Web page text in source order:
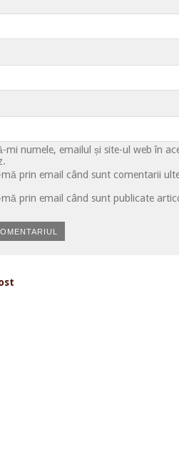
mi numele, emailul și site-ul web în
prin email când sunt comentarii
prin email când sunt publicate